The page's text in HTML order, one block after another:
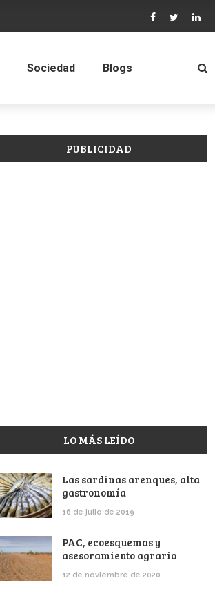
Sociedad Blogs
PUBLICIDAD
LO MÁS LEÍDO
Las sardinas arenques, alta
gastronomía
16 de julio de 2019
PAC, ecoesquemas y
asesoramiento agrario
12 de noviembre de 2020